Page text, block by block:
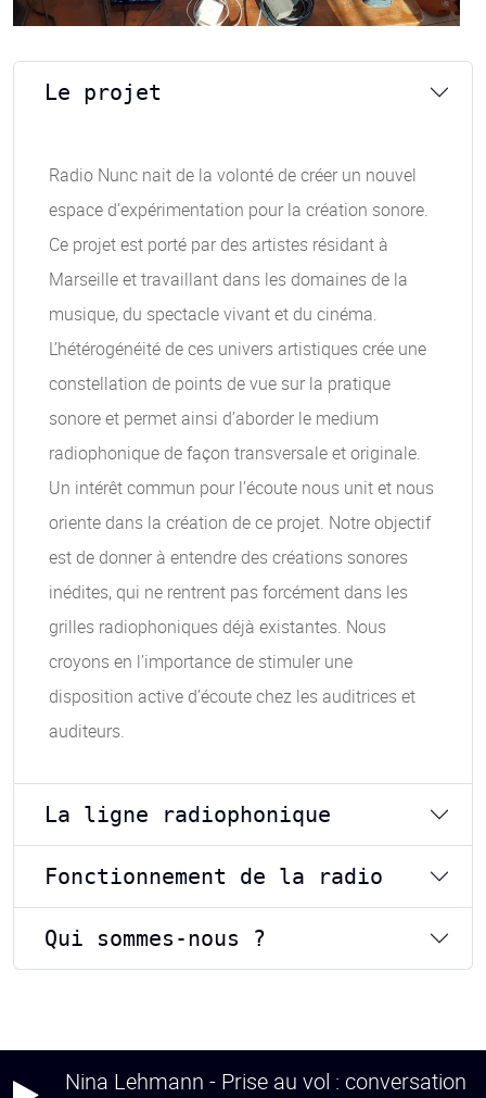
Le projet
Radio Nunc nait de la volonté de créer un nouvel
espace d’expérimentation pour la création sonore.
Ce projet est porté par des artistes résidant à
Marseille et travaillant dans les domaines de la
musique, du spectacle vivant et du cinéma.
L’hétérogénéité de ces univers artistiques crée une
constellation de points de vue sur la pratique
sonore et permet ainsi d’aborder le medium
radiophonique de façon transversale et originale.
Un intérêt commun pour l’écoute nous unit et nous
oriente dans la création de ce projet. Notre objectif
est de donner à entendre des créations sonores
inédites, qui ne rentrent pas forcément dans les
grilles radiophoniques déjà existantes. Nous
croyons en l’importance de stimuler une
disposition active d’écoute chez les auditrices et
auditeurs.
La ligne radiophonique
Fonctionnement de la radio
Qui sommes-nous ?
Nina Lehmann - Prise au vol : conversation